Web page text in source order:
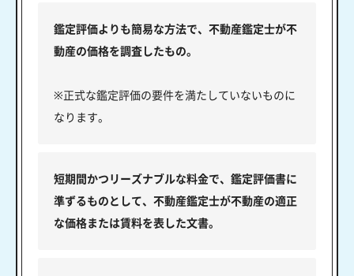
鑑定評価よりも簡易な方法で、不動産鑑定士が不
動産の価格を調査したもの。
※正式な鑑定評価の要件を満たしていないものに
なります。
短期間かつリーズナブルな料金で、鑑定評価書に
準ずるものとして、不動産鑑定士が不動産の適正
な価格または賃料を表した文書。